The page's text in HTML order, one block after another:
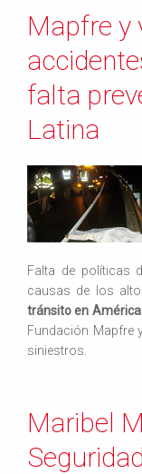
Mapfre y
falta
Latina
Falta de políticas
causas de los
tránsito en
Fundación Mapfre
siniestros.
Maribel